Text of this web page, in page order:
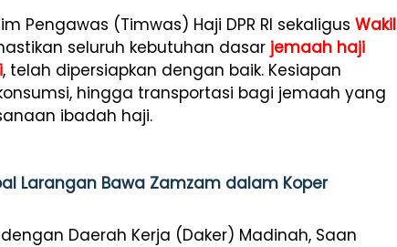
Pengawas (Timwas) Haji DPR RI sekaligus Wakil
seluruh kebutuhan dasar jemaah haji
, telah dipersiapkan dengan baik. Kesiapan
hingga transportasi bagi jemaah yang
ibadah haji.
Larangan Bawa Zamzam dalam Koper
Daerah Kerja (Daker) Madinah, Saan